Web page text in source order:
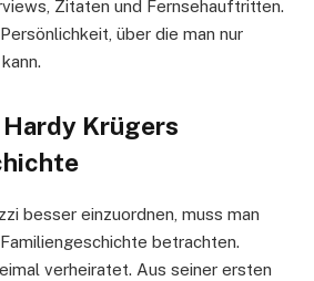
Zitaten und Fernsehauftritten.
über die man nur
Hardy Krügers
besser einzuordnen, muss man
betrachten.
verheiratet. Aus seiner ersten